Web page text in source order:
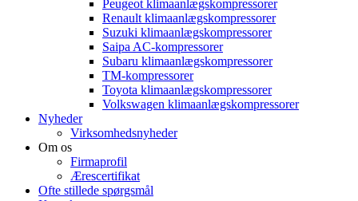
Peugeot klimaanlægskompressorer
Renault klimaanlægskompressorer
Suzuki klimaanlægskompressorer
Saipa AC-kompressorer
Subaru klimaanlægskompressorer
TM-kompressorer
Toyota klimaanlægskompressorer
Volkswagen klimaanlægskompressorer
Nyheder
Virksomhedsnyheder
Om os
Firmaprofil
Ærescertifikat
Ofte stillede spørgsmål